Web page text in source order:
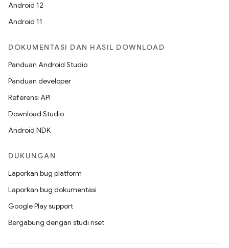
Android 12
Android 11
DOKUMENTASI DAN HASIL DOWNLOAD
Panduan Android Studio
Panduan developer
Referensi API
Download Studio
Android NDK
DUKUNGAN
Laporkan bug platform
Laporkan bug dokumentasi
Google Play support
Bergabung dengan studi riset